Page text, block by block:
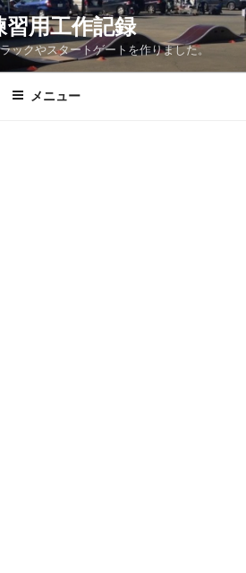
用工作記録
ックやスタートゲートを作りました。
メニュー